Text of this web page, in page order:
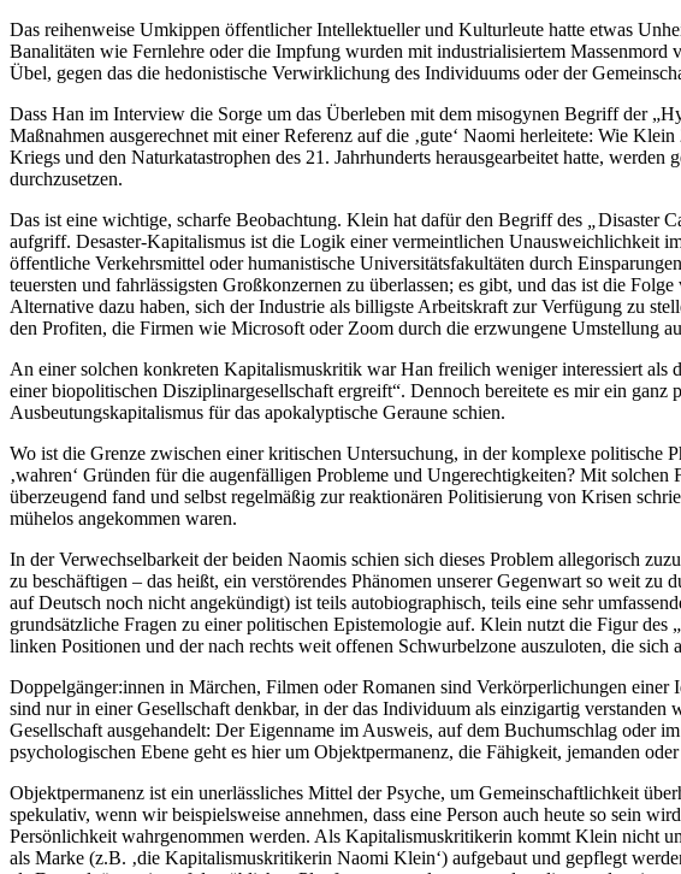
Das reihenweise Umkippen öffentlicher Intellektueller und Kulturleute hatte etwas
Banalitäten wie Fernlehre oder die Impfung wurden mit industrialisiertem
Übel, gegen das die hedonistische Verwirklichung des Individuums oder der
Dass Han im Interview die Sorge um das Überleben mit dem misogynen Begriff der
Maßnahmen ausgerechnet mit einer Referenz auf die ‚gute‘ Naomi herleitete: Wie Klein
Kriegs und den Naturkatastrophen des 21. Jahrhunderts herausgearbeitet hatte,
durchzusetzen.
Das ist eine wichtige, scharfe Beobachtung. Klein hat dafür den Begriff des
Disaster
aufgriff. Desaster-Kapitalismus ist die Logik einer vermeintlichen Unausweichlichkeit
öffentliche Verkehrsmittel oder humanistische Universitätsfakultäten durch
teuersten und fahrlässigsten Großkonzernen zu überlassen; es gibt, und das ist die
Alternative dazu haben, sich der Industrie als billigste Arbeitskraft zur Verfügung zu
den Profiten, die Firmen wie Microsoft oder Zoom durch die erzwungene Umstellung
An einer solchen konkreten Kapitalismuskritik war Han freilich weniger interessiert
einer biopolitischen Disziplinargesellschaft ergreift“. Dennoch bereitete es mir ein
Ausbeutungskapitalismus für das apokalyptische Geraune schien.
Wo ist die Grenze zwischen einer kritischen Untersuchung, in der komplexe politische
‚wahren‘ Gründen für die augenfälligen Probleme und Ungerechtigkeiten? Mit
überzeugend fand und selbst regelmäßig zur reaktionären Politisierung von Krisen
mühelos angekommen waren.
In der Verwechselbarkeit der beiden Naomis schien sich dieses Problem allegorisch
zu beschäftigen – das heißt, ein verstörendes Phänomen unserer Gegenwart so weit
auf Deutsch noch nicht angekündigt) ist teils autobiographisch, teils eine sehr
grundsätzliche Fragen zu einer politischen Epistemologie auf. Klein nutzt die Figur
linken Positionen und der nach rechts weit offenen Schwurbelzone auszuloten, die
Doppelgänger:innen in Märchen, Filmen oder Romanen sind Verkörperlichungen
sind nur in einer Gesellschaft denkbar, in der das Individuum als einzigartig
Gesellschaft ausgehandelt: Der Eigenname im Ausweis, auf dem Buchumschlag oder
psychologischen Ebene geht es hier um Objektpermanenz, die Fähigkeit, jemanden
Objektpermanenz ist ein unerlässliches Mittel der Psyche, um Gemeinschaftlichkeit
spekulativ, wenn wir beispielsweise annehmen, dass eine Person auch heute so sein
Persönlichkeit wahrgenommen werden. Als Kapitalismuskritikerin kommt Klein nicht
als Marke (z.B. ‚die Kapitalismuskritikerin Naomi Klein‘) aufgebaut und gepflegt